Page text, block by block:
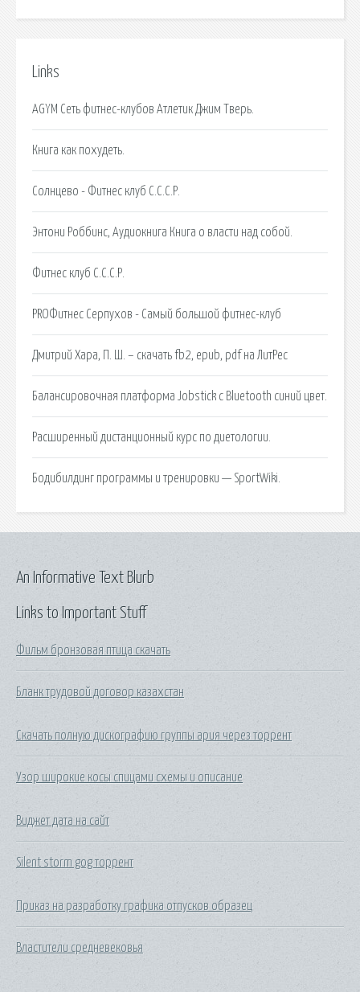
Links
AGYM Сеть фитнес-клубов Атлетик Джим Тверь.
Книга как похудеть.
Солнцево - Фитнес клуб С.С.С.Р.
Энтони Роббинс, Аудиокнига Книга о власти над собой.
Фитнес клуб С.С.С.Р.
PROФитнес Серпухов - Самый большой фитнес-клуб
Дмитрий Хара, П. Ш. – скачать fb2, epub, pdf на ЛитРес
Балансировочная платформа Jobstick с Bluetooth синий цвет.
Расширенный дистанционный курс по диетологии.
Бодибилдинг программы и тренировки — SportWiki.
Links to Important Stuff
Фильм бронзовая птица скачать
Бланк трудовой договор казахстан
Скачать полную дискографию группы ария через торрент
Узор широкие косы спицами схемы и описание
Виджет дата на сайт
Silent storm gog торрент
Приказ на разработку графика отпусков образец
Властители средневековья
An Informative Text Blurb